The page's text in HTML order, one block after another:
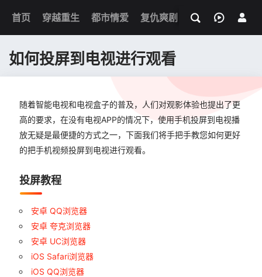
首页 穿越重生 都市情爱 复仇爽剧 玄幻武侠 奇幻
我的观影记录
如何投屏到电视进行观看
随着智能电视和电视盒子的普及，人们对观影体验也提出了更
高的要求，在没有电视APP的情况下，使用手机投屏到电视播
放无疑是最便捷的方式之一，下面我们将手把手教您如何更好
的把手机视频投屏到电视进行观看。
投屏教程
安卓 QQ浏览器
安卓 夸克浏览器
安卓 UC浏览器
iOS Safari浏览器
iOS QQ浏览器